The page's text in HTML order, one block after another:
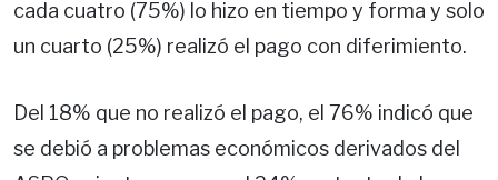
cada cuatro (75%) lo hizo en tiempo y forma y solo
un cuarto (25%) realizó el pago con diferimiento.
Del 18% que no realizó el pago, el 76% indicó que
se debió a problemas económicos derivados del